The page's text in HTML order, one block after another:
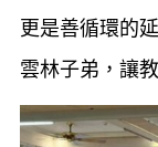
更是善循環的
雲林子弟，讓